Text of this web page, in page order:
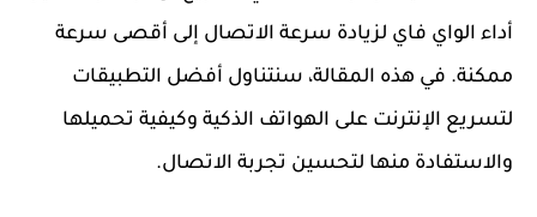
أداء الواي فاي لزيادة سرعة الاتصال إلى أقصى سرعة
ممكنة. في هذه المقالة، سنتناول أفضل التطبيقات
لتسريع الإنترنت على الهواتف الذكية وكيفية تحميلها
والاستفادة منها لتحسين تجربة الاتصال.